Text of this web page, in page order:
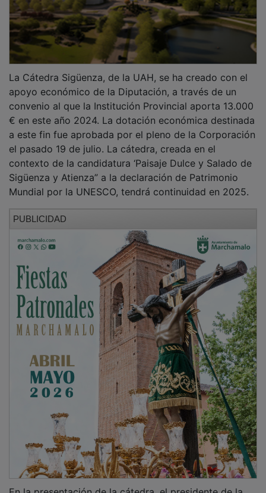
La Cátedra Sigüenza, de la UAH, se ha creado con el
apoyo económico de la Diputación, a través de un
convenio al que la Institución Provincial aporta 13.000
€ en este año 2024. La dotación económica destinada
a este fin fue aprobada por el pleno de la Corporación
el pasado 19 de julio. La cátedra, creada en el
contexto de la candidatura ‘Paisaje Dulce y Salado de
Sigüenza y Atienza” a la declaración de Patrimonio
Mundial por la UNESCO, tendrá continuidad en 2025.
En la presentación de la cátedra, el presidente de la
Diputación ha resaltado que “el objetivo fundamental